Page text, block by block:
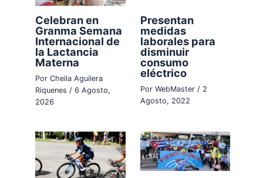
Celebran en
Granma Semana
Internacional de
la Lactancia
Materna
PorCheila Aguilera
Riquenes /6 Agosto,
2026
Presentan
medidas
laborales para
disminuir
consumo
eléctrico
Por WebMaster / 2
Agosto, 2022